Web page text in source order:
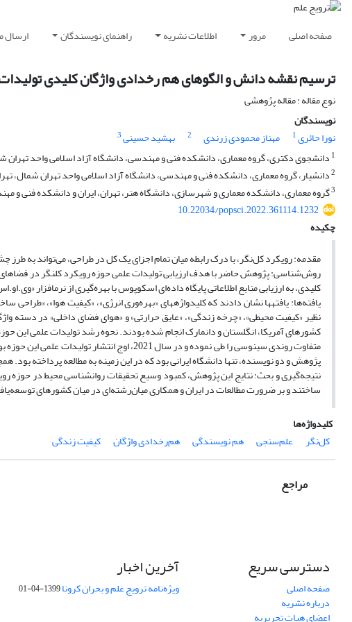
صفحه اصلی مرور اطلاعات نشریه راهنمای نویسندگان ارسال
ترسیم نقشه دانش و الگوهای هم رخدادی واژگان کلیدی
نوع مقاله : مقاله پژوهشی
نویسندگان
نورا حائری1 مهناز محمودی زرندی 2 بهشید حسینی3
1 دانشجوی دکتری، گروه معماری، دانشکده فنی و مهندسی، دانشگاه آزاد اسلامی واحد تهران
2دانشیار، گروه معماری، دانشکده فنی و مهندسی، دانشگاه آزاد اسلامی واحد تهران شمال،
3گروه معماری، دانشکده معماری و شهرسازی، دانشگاه هنر، تهران، ایران و دانشکده فنی و
10.22034/popsci.2022.361114.1232
چکیده
مقدمه: رویکرد کل‌نگر، با درک رابطه میان تمام اجزای یک کل در طراحی، می‌تواند به طرز
روش‌شناسی: پژوهش حاضر با هدف ارزیابی تولیدات علمی حوزه رویکرد کلنگر در
کلیدی، به ارزیابی منابع اطلاعاتی پایگاه‌ داده‌ای اسکوپوس با بهره‌گیری از نرمافزار
یافته‌ها: یافتهها نشان دادند که کلیدواژههای «بهره‌وری انرژی»، «کیفیت هوا»، «طراحی
نظیر «کیفیت محیطی»، «چرخه زندگی»، «عایق حرارتی» و «هوای فضای داخلی» در دسته
متفاوت روندی سینوسی را طی نموده و در سال‌
پژوهش و دو نویسنده، تنها دانشگاه ایرانی بود که در این زمینه به مطالعه پرداخته
نتیجه‌گیری و بحث‌: نتایج این پژوهش، کمبود وسیع تحقیقات روانشناسی محیط در حوزه
ساختند و بر ضرورت مطالعات در ایران و همکاری میان‌رشته‌ای در میان کشورهای
کلیدواژه‌ها
کل‌نگر
علم‌سنجی هم نویسندگی هم‌رخدادی واژگان کیفیت زندگی
مراجع
دسترسی سریع
صفحه اصلی
درباره نشریه
اعضای هیات تحریریه
آخرین اخبار
ویژه‌نامه ترویج علم و بحران کرونا1399-04-01